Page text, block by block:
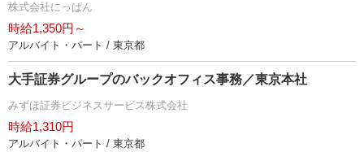
株式会社にっぱん
時給1,350円～
アルバイト・パート / 東京都
大手証券グループのバックオフィス事務／東京本社
みずほ証券ビジネスサービス株式会社
時給1,310円
アルバイト・パート / 東京都